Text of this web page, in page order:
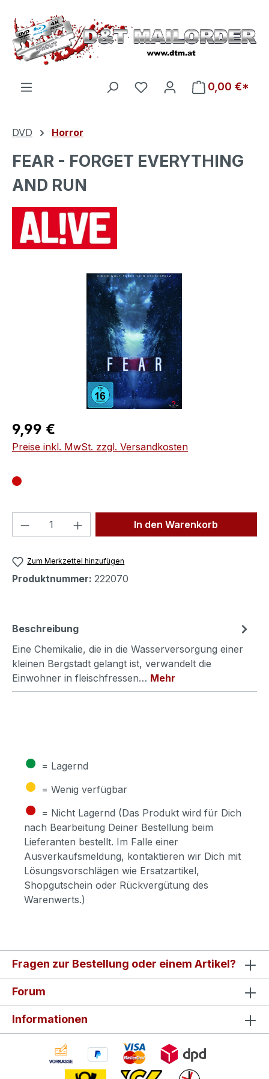
Zum Hauptinhalt springen
Du hast 0 Produkte auf
0,00 €*
DVD Horror
FEAR - FORGET EVERYTHING
AND RUN
Bildergalerie überspringen
Regulärer Preis:
9,99 €
Preise inkl. MwSt. zzgl. Versandkosten
Produkt Anzahl: Gib denIn den Warenkorb
Zum Merkzettel hinzufügen
Produktnummer: 222070
Beschreibung
Eine Chemikalie, die in die Wasserversorgung einer
kleinen Bergstadt gelangt ist, verwandelt die
Einwohner in fleischfressen… Mehr
● = Lagernd
● = Wenig verfügbar
● = Nicht Lagernd (Das Produkt wird für Dich
nach Bearbeitung Deiner Bestellung beim
Lieferanten bestellt. Im Falle einer
Ausverkaufsmeldung, kontaktieren wir Dich mit
Lösungsvorschlägen wie Ersatzartikel,
Shopgutschein oder Rückvergütung des
Warenwerts.)
Fragen zur Bestellung oder einem Artikel?
Forum
Informationen